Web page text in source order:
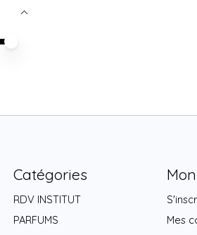
Catégories
RDV INSTITUT
PARFUMS
Mes